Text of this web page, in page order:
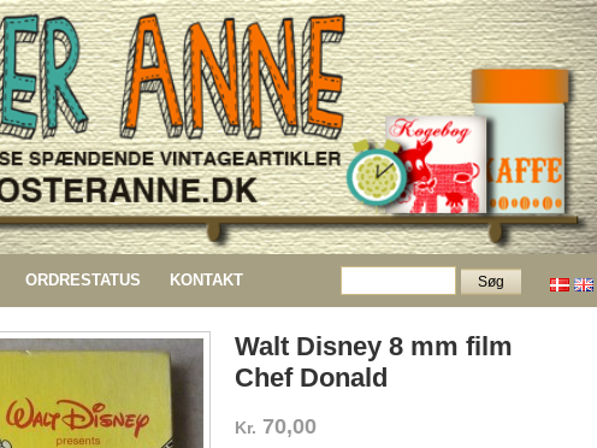
ORDRESTATUS KONTAKT
Walt Disney 8 mm film
Chef Donald
Kr. 70,00